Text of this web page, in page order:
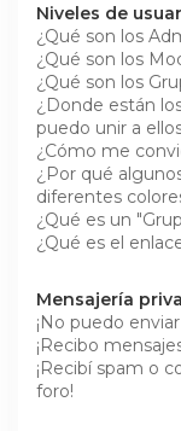
Niveles de
¿Qué son los
¿Qué son los
¿Qué son los
¿Donde están
puedo unir a
¿Cómo me
¿Por qué
diferentes
¿Qué es un
¿Qué es el
Mensajería
¡No puedo
¡Recibo
¡Recibí spam o
foro!